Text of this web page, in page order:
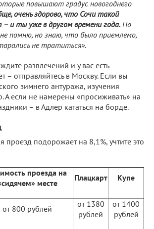
повышают градус новогоднего
очень здорово, что Сочи такой
и ты уже в другом времени года. По
помню, но знаю, что было приемлемо,
не тратиться».
развлечений и у вас есть
– отправляйтесь в Москву. Если вы
зимнего антуража, изучения
А если не намерены «просиживать» на
– в Адлер кататься на борде.
проезд подорожает на 8,1%, учтите это
проезда на
месте
Плацкарт Купе
от 800 рублей
от 1380
рублей
от 1400
рублей